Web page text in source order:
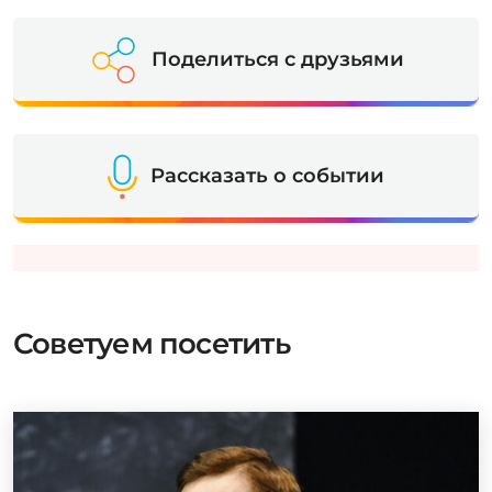
Поделиться с друзьями
Рассказать о событии
Советуем посетить